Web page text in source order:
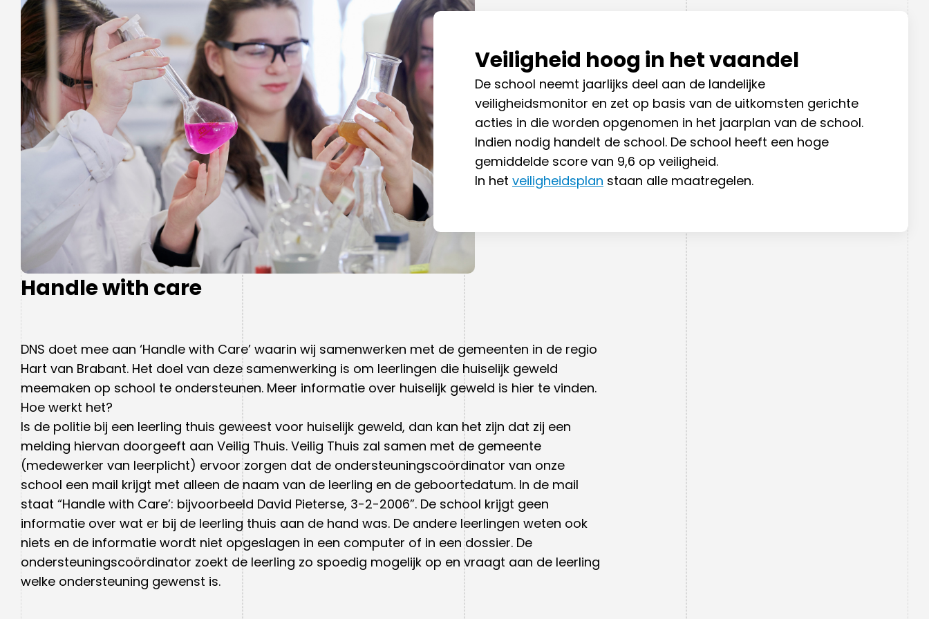
Veiligheid hoog in het vaandel
De school neemt jaarlijks deel aan de landelijke
veiligheidsmonitor en zet op basis van de uitkomsten gerichte
acties in die worden opgenomen in het jaarplan van de school.
Indien nodig handelt de school. De school heeft een hoge
gemiddelde score van 9,6 op veiligheid.
In het veiligheidsplan staan alle maatregelen.
Handle with care
DNS doet mee aan ‘Handle with Care’ waarin wij samenwerken met de gemeenten in de regio
Hart van Brabant. Het doel van deze samenwerking is om leerlingen die huiselijk geweld
meemaken op school te ondersteunen. Meer informatie over huiselijk geweld is hier te vinden.
Hoe werkt het?
Is de politie bij een leerling thuis geweest voor huiselijk geweld, dan kan het zijn dat zij een
melding hiervan doorgeeft aan Veilig Thuis. Veilig Thuis zal samen met de gemeente
(medewerker van leerplicht) ervoor zorgen dat de ondersteuningscoördinator van onze
school een mail krijgt met alleen de naam van de leerling en de geboortedatum. In de mail
staat “Handle with Care’: bijvoorbeeld David Pieterse, 3-2-2006”. De school krijgt geen
informatie over wat er bij de leerling thuis aan de hand was. De andere leerlingen weten ook
niets en de informatie wordt niet opgeslagen in een computer of in een dossier. De
ondersteuningscoördinator zoekt de leerling zo spoedig mogelijk op en vraagt aan de leerling
welke ondersteuning gewenst is.